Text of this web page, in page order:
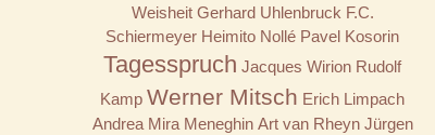
Weisheit Gerhard Uhlenbruck F.C.
Schiermeyer Heimito Nollé Pavel Kosorin
Tagesspruch Jacques Wirion Rudolf
Kamp Werner Mitsch Erich Limpach
Andrea Mira Meneghin Art van Rheyn Jürgen